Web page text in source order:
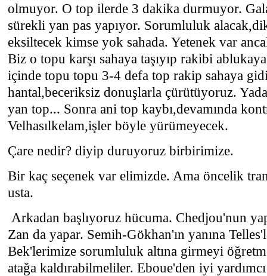
olmuyor. O top ilerde 3 dakika durmuyor.
sürekli yan pas yapıyor. Sorumluluk
eksiltecek kimse yok sahada. Yetenek var
Biz o topu karşı sahaya taşıyıp rakibi
içinde topu topu 3-4 defa top rakip sahaya
hantal,beceriksiz donuşlarla çürütüyoruz.
yan top... Sonra ani top kaybı,devamında
Velhasılkelam,işler böyle yürümeyecek.
Çare nedir? diyip duruyoruz birbirimize.
Bir kaç seçenek var elimizde. Ama öncelik
usta.
Arkadan başlıyoruz hücuma. Chedjou'nun
Zan da yapar. Semih-Gökhan'ın yanına
Bek'lerimize sorumluluk altına girmeyi
atağa kaldırabilmeliler. Eboue'den iyi